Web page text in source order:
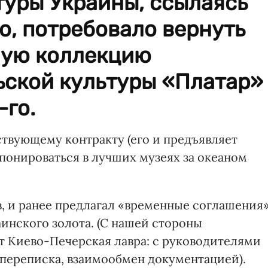
потребовало вернуть
коллекцию
культуры «Платар»
контракту (его и предъявляет
в лучших музеях за океаном
и ранее предлагал «временные
золота. (С нашей стороны
Печерская лавра: с руководителями
взаимообмен документацией).